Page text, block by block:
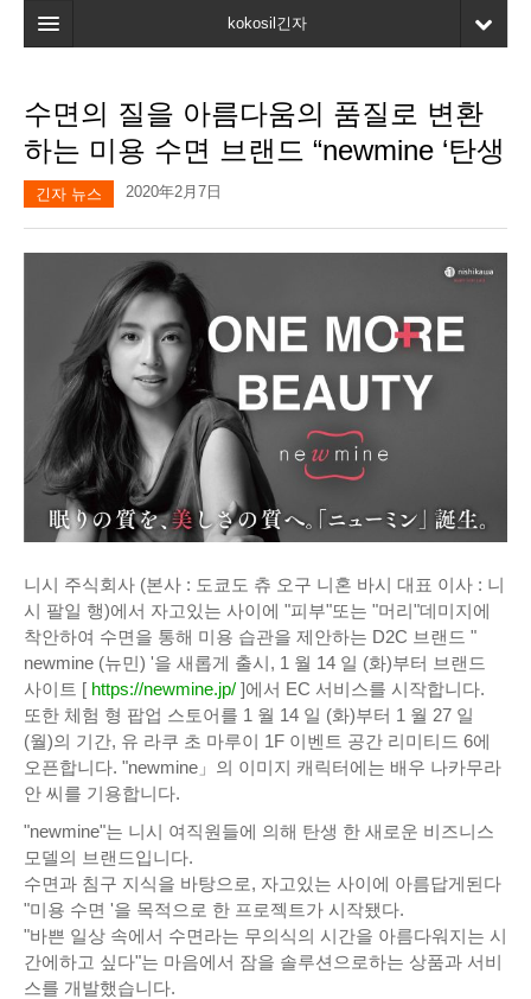
kokosil긴자
검색
최신정보
마이페이지
즐겨찾기
수면의 질을 아름다움의 품질로 변환
하는 미용 수면 브랜드 “newmine ‘탄생
긴자 뉴스 2020年2月7日
니시 주식회사 (본사 : 도쿄도 츄 오구 니혼 바시 대표 이사 : 니
시 팔일 행)에서 자고있는 사이에 "피부"또는 "머리"데미지에
착안하여 수면을 통해 미용 습관을 제안하는 D2C 브랜드 "
newmine (뉴민) '을 새롭게 출시, 1 월 14 일 (화)부터 브랜드
사이트 [ https://newmine.jp/ ]에서 EC 서비스를 시작합니다.
또한 체험 형 팝업 스토어를 1 월 14 일 (화)부터 1 월 27 일
(월)의 기간, 유 라쿠 초 마루이 1F 이벤트 공간 리미티드 6에
오픈합니다. "newmine」의 이미지 캐릭터에는 배우 나카무라
안 씨를 기용합니다.
"newmine"는 니시 여직원들에 의해 탄생 한 새로운 비즈니스
모델의 브랜드입니다.
수면과 침구 지식을 바탕으로, 자고있는 사이에 아름답게된다
"미용 수면 '을 목적으로 한 프로젝트가 시작됐다.
"바쁜 일상 속에서 수면라는 무의식의 시간을 아름다워지는 시
간에하고 싶다"는 마음에서 잠을 솔루션으로하는 상품과 서비
스를 개발했습니다.